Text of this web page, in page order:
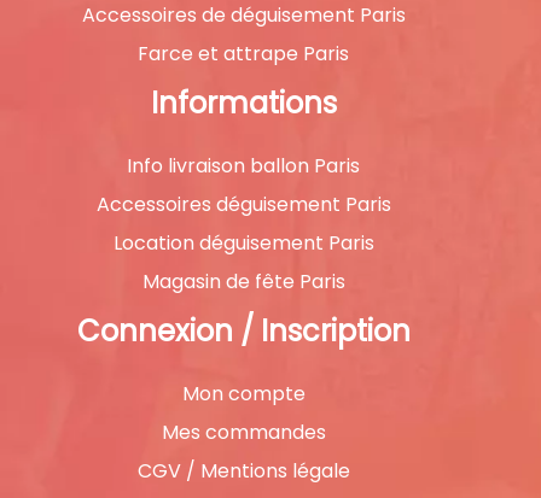
Accessoires de déguisement Paris
Farce et attrape Paris
Informations
Info livraison ballon Paris
Accessoires déguisement Paris
Location déguisement Paris
Magasin de fête Paris
Connexion / Inscription
Mon compte
Mes commandes
CGV / Mentions légale